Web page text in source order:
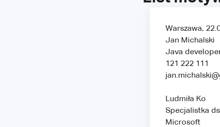
Warszawa,
Jan Michalski
Java
121 222 111
Ludmiła Ko
Specjalistka
Microsoft